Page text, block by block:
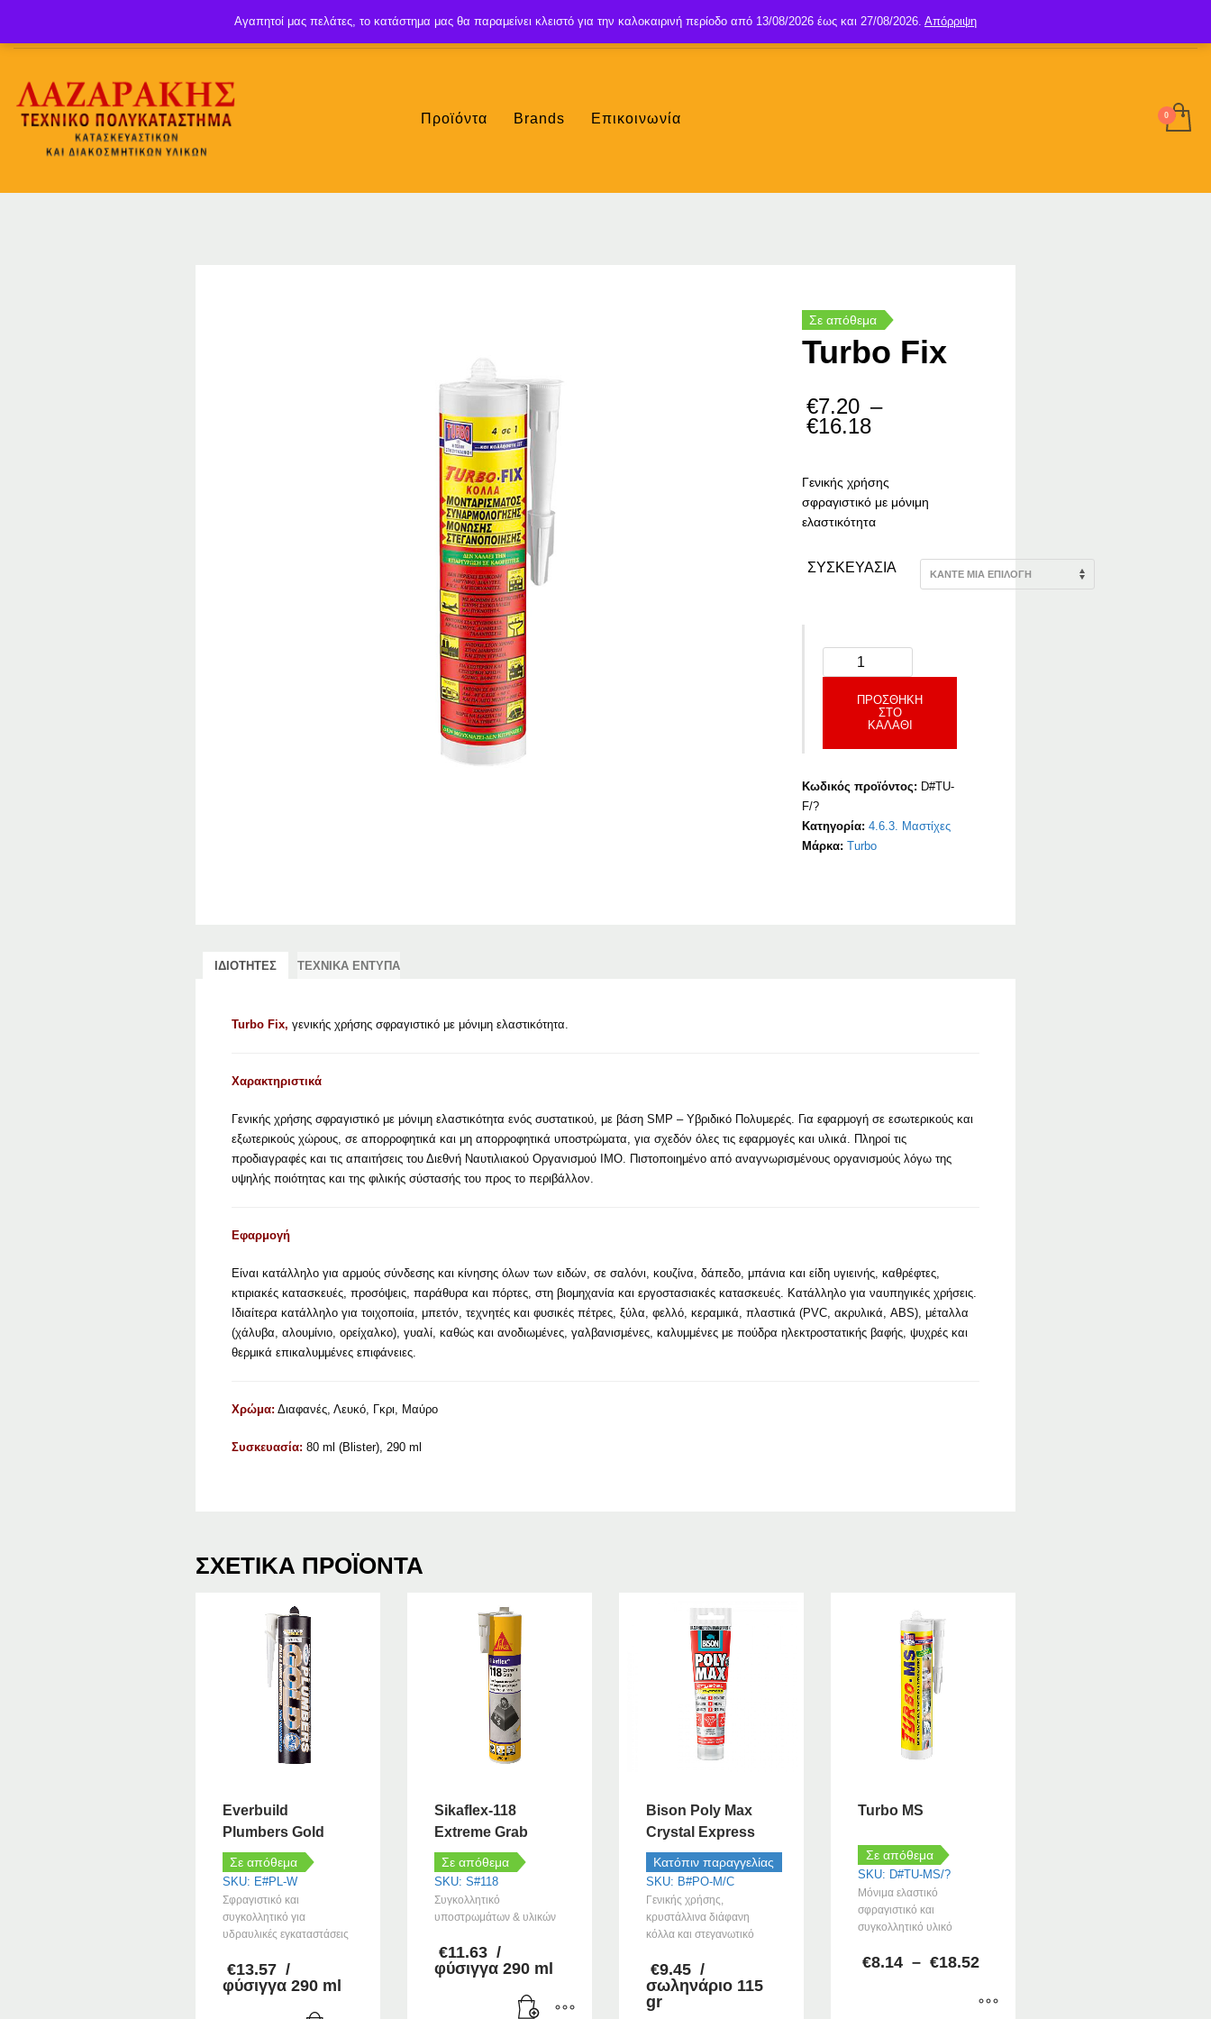
SIGN UP LOGIN
Προϊόντα Brands Επικοινωνία
Σε απόθεμα
Turbo Fix
€7.20 –
€16.18
through
€16.18
Γενικής χρήσης
σφραγιστικό με μόνιμη
ελαστικότητα
ΣΥΣΚΕΥΑΣΙΑ
ΠΡΟΣΘΉΚΗ
ΣΤΟ
ΚΑΛΆΘΙ
Κωδικός προϊόντος: D#TU-
F/?
Κατηγορία: 4.6.3. Μαστίχες
Μάρκα: Turbo
ΙΔΙΟΤΗΤΕΣ ΤΕΧΝΙΚΑ ΕΝΤΥΠΑ
Turbo Fix, γενικής χρήσης σφραγιστικό με μόνιμη ελαστικότητα.
Χαρακτηριστικά
Γενικής χρήσης σφραγιστικό με μόνιμη ελαστικότητα ενός συστατικού, με βάση SMP – Υβριδικό Πολυμερές. Για εφαρμογή σε εσωτερικούς και
εξωτερικούς χώρους, σε απορροφητικά και μη απορροφητικά υποστρώματα, για σχεδόν όλες τις εφαρμογές και υλικά. Πληροί τις
προδιαγραφές και τις απαιτήσεις του Διεθνή Ναυτιλιακού Οργανισμού ΙΜΟ. Πιστοποιημένο από αναγνωρισμένους οργανισμούς λόγω της
υψηλής ποιότητας και της φιλικής σύστασής του προς το περιβάλλον.
Εφαρμογή
Είναι κατάλληλο για αρμούς σύνδεσης και κίνησης όλων των ειδών, σε σαλόνι, κουζίνα, δάπεδο, μπάνια και είδη υγιεινής, καθρέφτες,
κτιριακές κατασκευές, προσόψεις, παράθυρα και πόρτες, στη βιομηχανία και εργοστασιακές κατασκευές. Κατάλληλο για ναυπηγικές χρήσεις.
Ιδιαίτερα κατάλληλο για τοιχοποιία, μπετόν, τεχνητές και φυσικές πέτρες, ξύλα, φελλό, κεραμικά, πλαστικά (PVC, ακρυλικά, ABS), μέταλλα
(χάλυβα, αλουμίνιο, ορείχαλκο), γυαλί, καθώς και ανοδιωμένες, γαλβανισμένες, καλυμμένες με πούδρα ηλεκτροστατικής βαφής, ψυχρές και
θερμικά επικαλυμμένες επιφάνειες.
Χρώμα: Διαφανές, Λευκό, Γκρι, Μαύρο
Συσκευασία: 80 ml (Blister), 290 ml
ΣΧΕΤΙΚΆ ΠΡΟΪΌΝΤΑ
Everbuild
Plumbers Gold
Σε απόθεμα
SKU: E#PL-W
Σφραγιστικό και
συγκολλητικό για
υδραυλικές εγκαταστάσεις
€13.57 /
φύσιγγα 290 ml
Sikaflex-118
Extreme Grab
Σε απόθεμα
SKU: S#118
Συγκολλητικό
υποστρωμάτων & υλικών
€11.63 /
φύσιγγα 290 ml
Bison Poly Max
Crystal Express
Κατόπιν παραγγελίας
SKU: B#PO-M/C
Γενικής χρήσης,
κρυστάλλινα διάφανη
κόλλα και στεγανωτικό
€9.45 /
σωληνάριο 115
gr
Turbo MS
Σε απόθεμα
SKU: D#TU-MS/?
Μόνιμα ελαστικό
σφραγιστικό και
συγκολλητικό υλικό
€8.14 – €18.52
€8.14
Αγαπητοί μας πελάτες, το κατάστημα μας θα παραμείνει κλειστό για την καλοκαιρινή περίοδο από 13/08/2026 έως και 27/08/2026. Απόρριψη